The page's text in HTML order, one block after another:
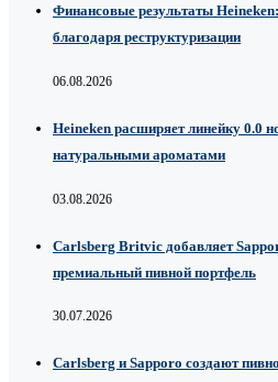
Финансовые результаты
благодаря реструктуризации
06.08.2026
Heineken расширяет линейку 0.0
натуральными ароматами
03.08.2026
Carlsberg Britvic добавляет
премиальный пивной портфель
30.07.2026
Carlsberg и Sapporo создают